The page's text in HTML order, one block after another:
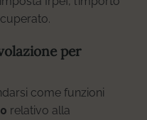
per
come funzioni
relativo alla